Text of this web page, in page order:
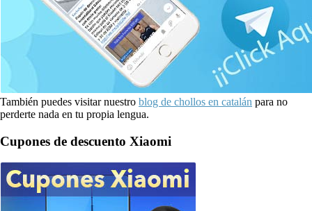
También puedes visitar nuestro blog de chollos en catalán para no
perderte nada en tu propia lengua.
Cupones de descuento Xiaomi